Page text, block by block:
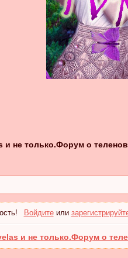
и не только.Форум о
Войдитеили
и не только.Форум о